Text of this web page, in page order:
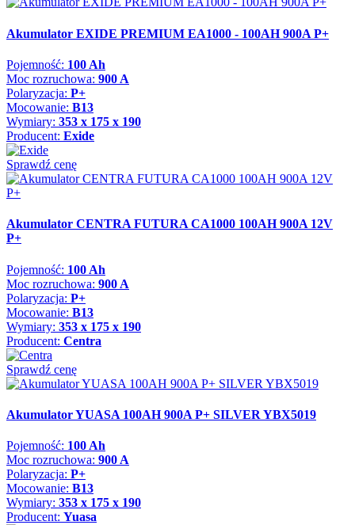
Akumulator EXIDE PREMIUM EA1000 - 100AH 900A P+
Pojemność: 100 Ah
Moc rozruchowa: 900 A
Polaryzacja: P+
Mocowanie: B13
Wymiary: 353 x 175 x 190
Producent: Exide
Sprawdź cenę
Akumulator CENTRA FUTURA CA1000 100AH 900A 12V
P+
Pojemność: 100 Ah
Moc rozruchowa: 900 A
Polaryzacja: P+
Mocowanie: B13
Wymiary: 353 x 175 x 190
Producent: Centra
Sprawdź cenę
Akumulator YUASA 100AH 900A P+ SILVER YBX5019
Pojemność: 100 Ah
Moc rozruchowa: 900 A
Polaryzacja: P+
Mocowanie: B13
Wymiary: 353 x 175 x 190
Producent: Yuasa